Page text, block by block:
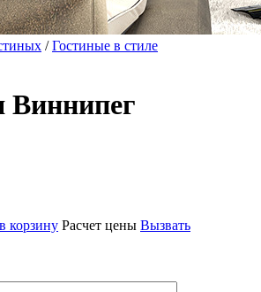
/Гостиные в стиле
Виннипег
корзину Расчет цены Вызвать